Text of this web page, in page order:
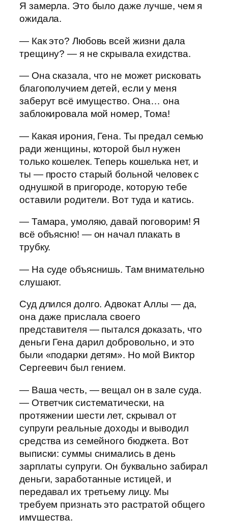
Я замерла. Это было даже лучше, чем я
ожидала.
— Как это? Любовь всей жизни дала
трещину? — я не скрывала ехидства.
— Она сказала, что не может рисковать
благополучием детей, если у меня
заберут всё имущество. Она… она
заблокировала мой номер, Тома!
— Какая ирония, Гена. Ты предал семью
ради женщины, которой был нужен
только кошелек. Теперь кошелька нет, и
ты — просто старый больной человек с
однушкой в пригороде, которую тебе
оставили родители. Вот туда и катись.
— Тамара, умоляю, давай поговорим! Я
всё объясню! — он начал плакать в
трубку.
— На суде объяснишь. Там внимательно
слушают.
Суд длился долго. Адвокат Аллы — да,
она даже прислала своего
представителя — пытался доказать, что
деньги Гена дарил добровольно, и это
были «подарки детям». Но мой Виктор
Сергеевич был гением.
— Ваша честь, — вещал он в зале суда.
— Ответчик систематически, на
протяжении шести лет, скрывал от
супруги реальные доходы и выводил
средства из семейного бюджета. Вот
выписки: суммы снимались в день
зарплаты супруги. Он буквально забирал
деньги, заработанные истицей, и
передавал их третьему лицу. Мы
требуем признать это растратой общего
имущества.